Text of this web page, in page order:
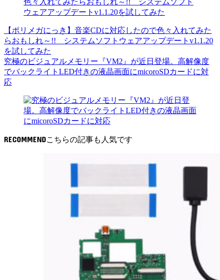
【ポリメガにっき】音楽CDに対応したので色々入れてみた
らおもしれ～!! システムソフトウェアアップデートv1.1.20
を試してみた
究極のビジュアルメモリー『VM2』が近日登場。高解像度
でバックライトLED付きの液晶画面にmicoroSDカードに対
応
RECOMMEND